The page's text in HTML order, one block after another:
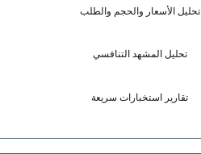
تحليل الأسعار والحجم والطلب
تحليل المشهد التنافسي
تقارير استخبارات سريعة